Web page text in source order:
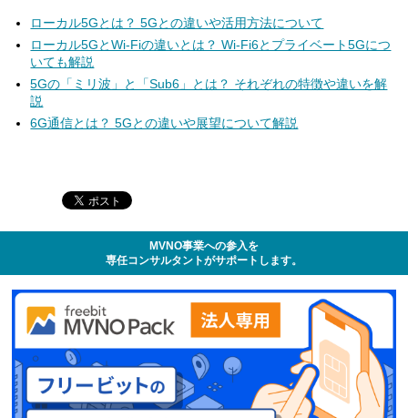
ローカル5Gとは？ 5Gとの違いや活用方法について
ローカル5GとWi-Fiの違いとは？ Wi-Fi6とプライベート5Gにつ
いても解説
5Gの「ミリ波」と「Sub6」とは？ それぞれの特徴や違いを解
説
6G通信とは？ 5Gとの違いや展望について解説
MVNO事業への参入を
専任コンサルタントがサポートします。